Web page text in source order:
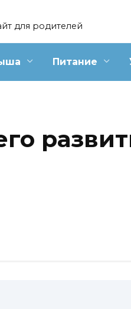
для родителей
Питание